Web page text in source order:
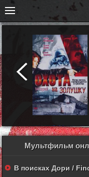
Мультфильм
В поисках Дори /